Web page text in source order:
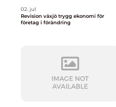
02. jul
Revision växjö trygg ekonomi för
företag i förändring